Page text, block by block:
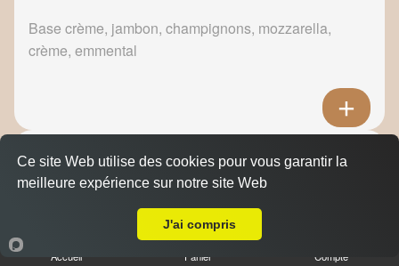
Base crème, jambon, champignons, mozzarella,
crème, emmental
Pizza fermière
Dès13.50 €
Base crème, oignons, lardons, oeuf, crème, emmental
Accueil Panier Compte
Ce site Web utilise des cookies pour vous garantir la
meilleure expérience sur notre site Web
J'ai compris